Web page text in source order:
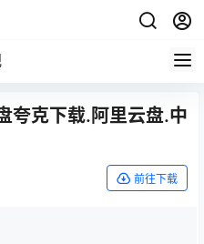
夸克下载.阿里云盘.中
前往下载